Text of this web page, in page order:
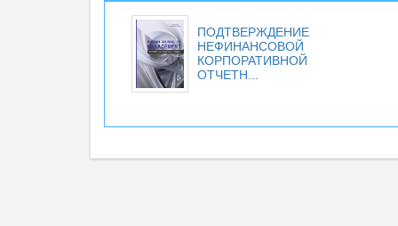
ПОДТВЕРЖДЕНИЕ
НЕФИНАНСОВОЙ
КОРПОРАТИВНОЙ
ОТЧЕТН...